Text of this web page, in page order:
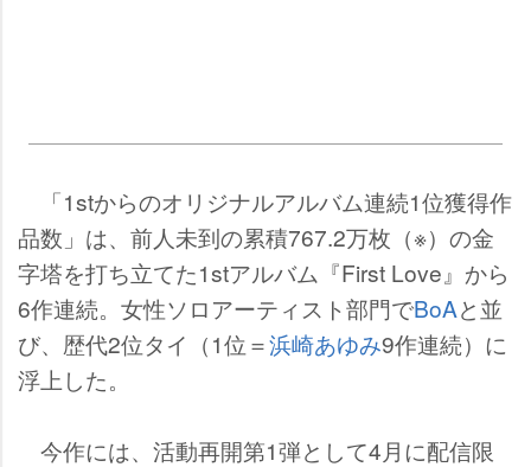
「1stからのオリジナルアルバム連続1位獲得作
品数」は、前人未到の累積767.2万枚（※）の金
字塔を打ち立てた1stアルバム『First Love』から
6作連続。女性ソロアーティスト部門でBoAと並
び、歴代2位タイ（1位＝浜崎あゆみ9作連続）に
浮上した。
今作には、活動再開第1弾として4月に配信限